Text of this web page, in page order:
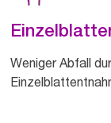
Weniger Abfall